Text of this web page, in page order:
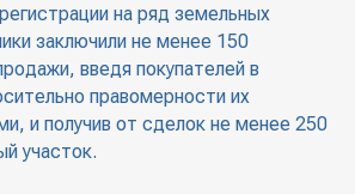
на ряд земельных
заключили не менее 150
введя покупателей в
правомерности их
и получив от сделок не менее 250
участок.